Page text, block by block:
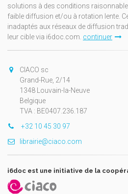
solutions à des conditions
faible diffusion et/ou à rotation lente.
inadaptés aux réseaux de diffusion
leur cible via i6doc.com. continuer
CIACO sc
Grand-Rue, 2/14
1348 Louvain-la-Neuve
Belgique
TVA : BE0407.236.187
+32 10 45 30 97
librairie@ciaco.com
i6doc est une initiative de la